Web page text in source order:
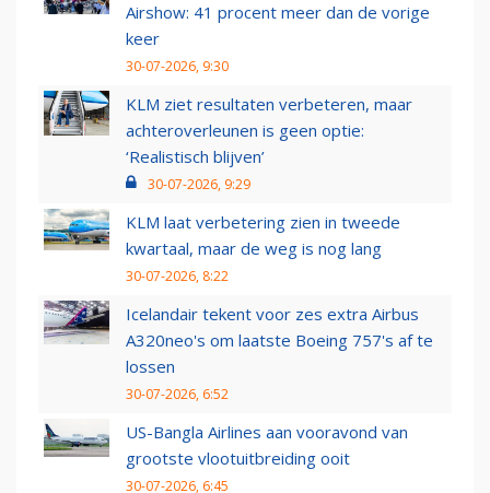
Airshow: 41 procent meer dan de vorige
keer
30-07-2026, 9:30
KLM ziet resultaten verbeteren, maar
achteroverleunen is geen optie:
‘Realistisch blijven’
30-07-2026, 9:29
KLM laat verbetering zien in tweede
kwartaal, maar de weg is nog lang
30-07-2026, 8:22
Icelandair tekent voor zes extra Airbus
A320neo's om laatste Boeing 757's af te
lossen
30-07-2026, 6:52
US-Bangla Airlines aan vooravond van
grootste vlootuitbreiding ooit
30-07-2026, 6:45